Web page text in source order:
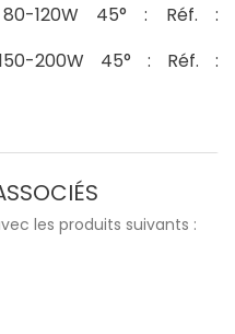
120W 45° : Réf. :
200W 45° : Réf. :
les produits suivants :